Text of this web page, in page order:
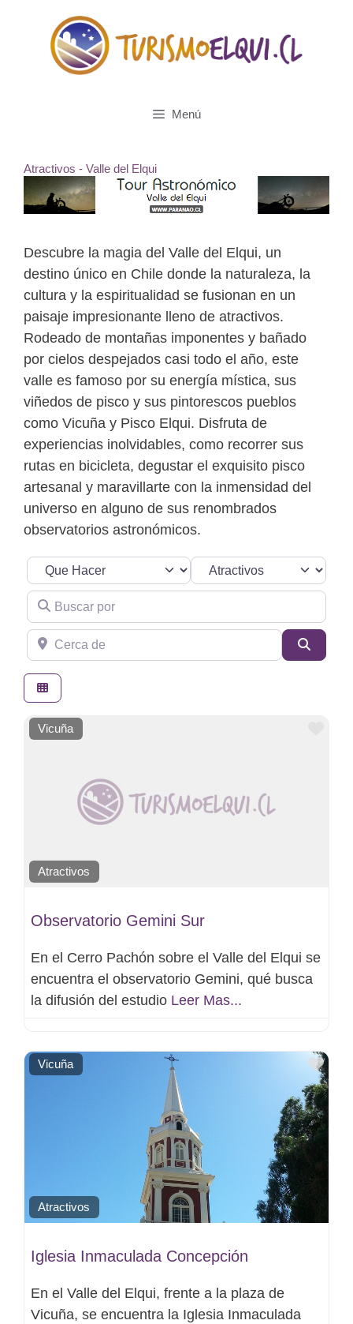
contenido
Menú
Atractivos - Valle del Elqui
Descubre la magia del Valle del Elqui, un
destino único en Chile donde la naturaleza, la
cultura y la espiritualidad se fusionan en un
paisaje impresionante lleno de atractivos.
Rodeado de montañas imponentes y bañado
por cielos despejados casi todo el año, este
valle es famoso por su energía mística, sus
viñedos de pisco y sus pintorescos pueblos
como Vicuña y Pisco Elqui. Disfruta de
experiencias inolvidables, como recorrer sus
rutas en bicicleta, degustar el exquisito pisco
artesanal y maravillarte con la inmensidad del
universo en alguno de sus renombrados
observatorios astronómicos.
Seleccionar el formulario de búsqueda
Categoria
Buscar por
Cerca de
Vicuña
Atractivos
Observatorio Gemini Sur
En el Cerro Pachón sobre el Valle del Elqui se
encuentra el observatorio Gemini, qué busca
la difusión del estudio Leer Mas...
Vicuña
Atractivos
Iglesia Inmaculada Concepción
En el Valle del Elqui, frente a la plaza de
Vicuña, se encuentra la Iglesia Inmaculada